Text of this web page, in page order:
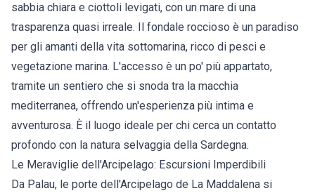
sabbia chiara e ciottoli levigati, con un mare di una
trasparenza quasi irreale. Il fondale roccioso è un paradiso
per gli amanti della vita sottomarina, ricco di pesci e
vegetazione marina. L'accesso è un po' più appartato,
tramite un sentiero che si snoda tra la macchia
mediterranea, offrendo un'esperienza più intima e
avventurosa. È il luogo ideale per chi cerca un contatto
profondo con la natura selvaggia della Sardegna.
Le Meraviglie dell'Arcipelago: Escursioni Imperdibili
Da Palau, le porte dell'Arcipelago de La Maddalena si